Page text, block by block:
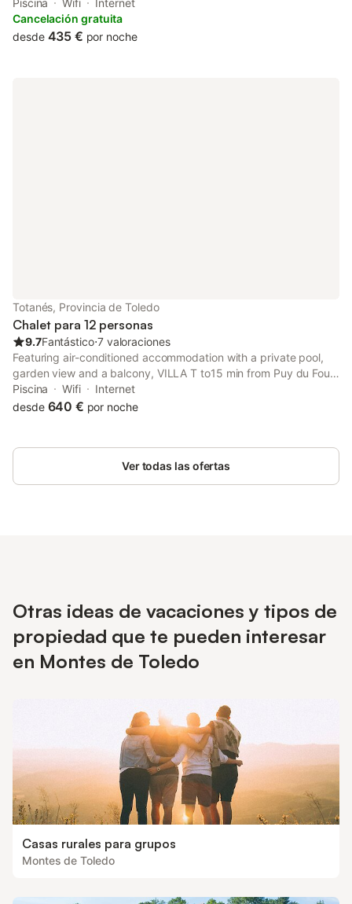
Guests can benefit from a patio and an outdoor fireplace. The
accommodation offers meeting and banquet facilities and free
WiFi.
Piscina Wifi
Internet
Cancelación gratuita
desde 435 € por noche
Totanés, Provincia de Toledo
Chalet para 12 personas
9.7Fantástico⋅7 valoraciones
Featuring air-conditioned accommodation with a private pool,
garden view and a balcony, VILLA T to15 min from Puy du Fou
Billiar, Movies, BBQ, Pool is located in Totanés.
Piscina Wifi
Internet
desde 640 € por noche
Ver todas las ofertas
Otras ideas de vacaciones y tipos de
propiedad que te pueden interesar
en Montes de Toledo
Casas rurales para grupos
Montes de Toledo